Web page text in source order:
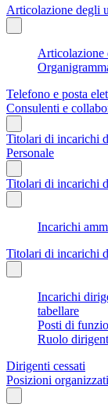
Articolazione degli
Telefono e posta
Consulenti e
Titolari di incarichi
Personale
Titolari di incarichi
Incarichi
Titolari di incarichi
Incarichi
tabellare
Posti di
Ruolo
Dirigenti cessati
Posizioni